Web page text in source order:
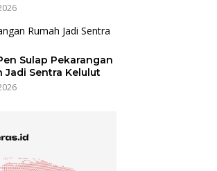
Sulap Pekarangan
Jadi Sentra Kelulut